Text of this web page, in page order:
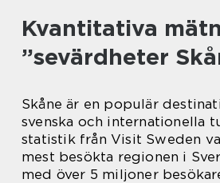
Kvantitativa
”sevärdheter
Skåne är en populär
svenska och internationella
statistik från Visit Sweden
mest besökta regionen i
med över 5 miljoner